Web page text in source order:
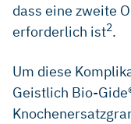
dass eine zweite
erforderlich ist2.
Um diese
Geistlich Bio-